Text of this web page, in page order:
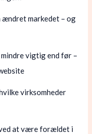
ændret markedet – og
vigtig end før –
virksomheder
at være forældet i